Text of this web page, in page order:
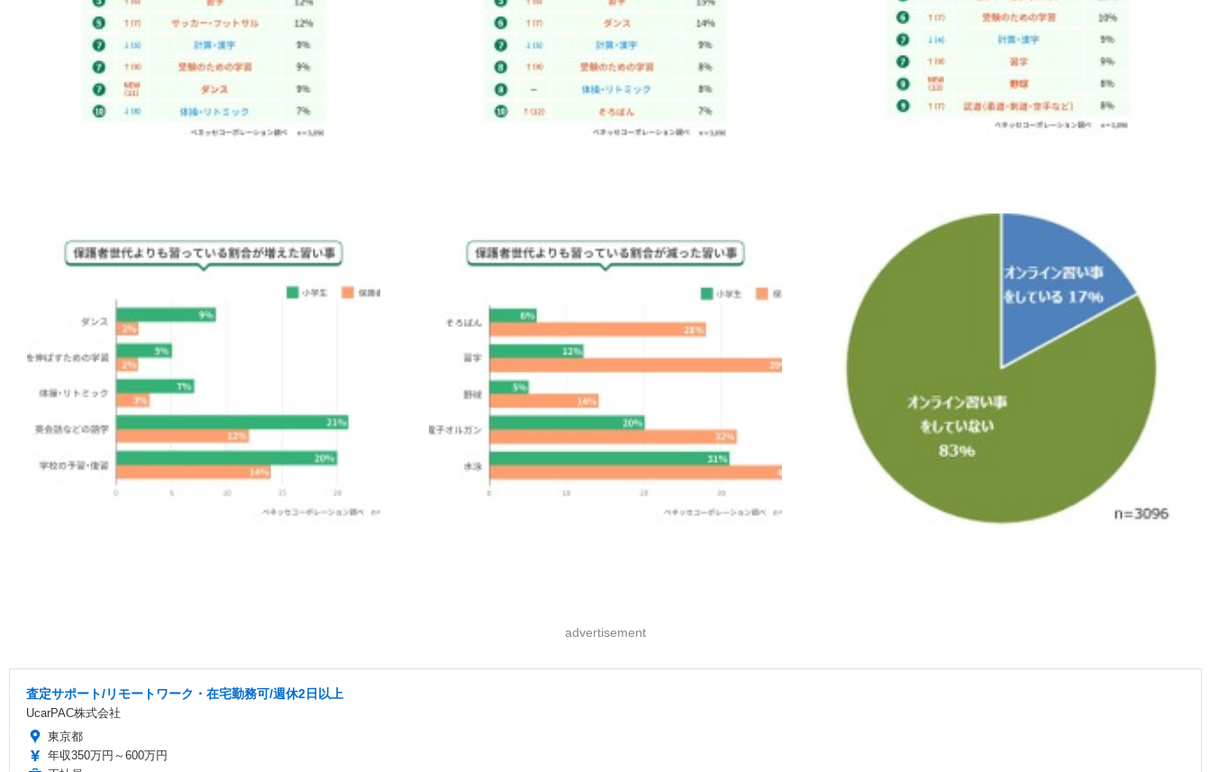
advertisement
査定サポート/リモートワーク・在宅勤務可/週休2日以上
UcarPAC株式会社
東京都
年収350万円～600万円